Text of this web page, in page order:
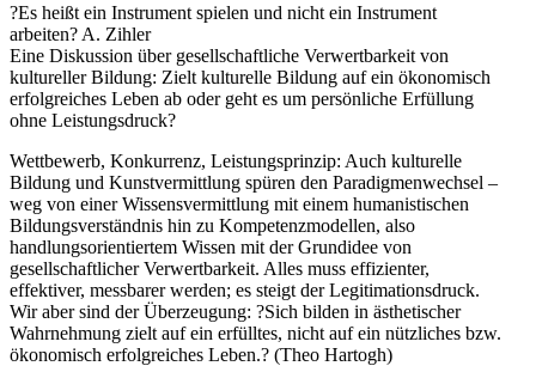
?Es heißt ein Instrument spielen und nicht ein Instrument
arbeiten? A. Zihler
Eine Diskussion über gesellschaftliche Verwertbarkeit von
kultureller Bildung: Zielt kulturelle Bildung auf ein ökonomisch
erfolgreiches Leben ab oder geht es um persönliche Erfüllung
ohne Leistungsdruck?
Wettbewerb, Konkurrenz, Leistungsprinzip: Auch kulturelle
Bildung und Kunstvermittlung spüren den Paradigmenwechsel –
weg von einer Wissensvermittlung mit einem humanistischen
Bildungsverständnis hin zu Kompetenzmodellen, also
handlungsorientiertem Wissen mit der Grundidee von
gesellschaftlicher Verwertbarkeit. Alles muss effizienter,
effektiver, messbarer werden; es steigt der Legitimationsdruck.
Wir aber sind der Überzeugung: ?Sich bilden in ästhetischer
Wahrnehmung zielt auf ein erfülltes, nicht auf ein nützliches bzw.
ökonomisch erfolgreiches Leben.? (Theo Hartogh)